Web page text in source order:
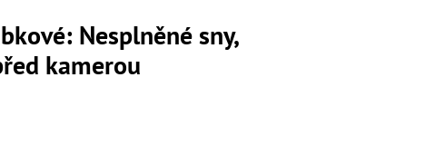
Nesplněné sny,
kamerou